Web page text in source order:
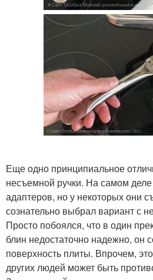
Еще одно принципиальное
несъемной ручки. На самом деле
адаптеров, но у некоторых они
сознательно выбрал вариант с
Просто побоялся, что в один
блин недостаточно надежно, он
поверхность плиты. Впрочем,
других людей может быть